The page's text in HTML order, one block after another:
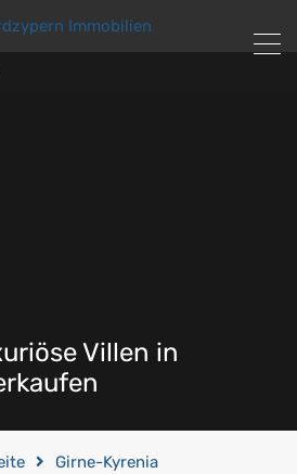
Villen in
Girne-Kyrenia